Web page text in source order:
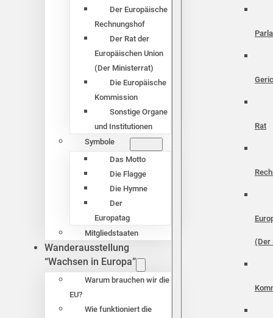
Der Europäische
Rechnungshof
Der Rat der
Europäischen Union
(Der Ministerrat)
Die Europäische
Kommission
Sonstige Organe
und Institutionen
Symbole
Das Motto
Die Flagge
Die Hymne
Der
Europatag
Mitgliedstaaten
Wanderausstellung
“Wachsen in Europa”
Warum brauchen wir die
EU?
Wie funktioniert die
Rat
(Der